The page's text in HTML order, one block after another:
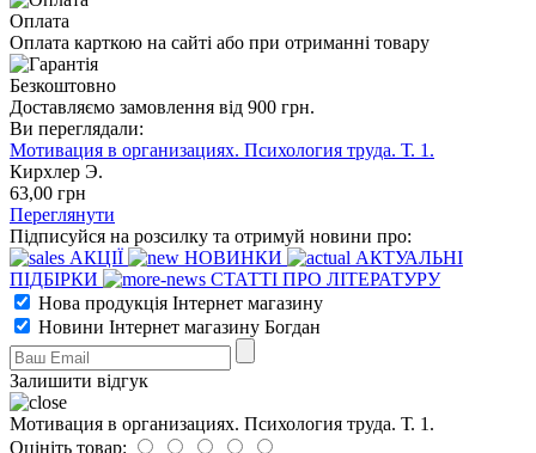
Оплата
Оплата карткою на сайті або при отриманні товару
Безкоштовно
Доставляємо замовлення від 900 грн.
Ви переглядали:
Мотивация в организациях. Психология труда. Т. 1.
Кирхлер Э.
63,00 грн
Переглянути
Підписуйся на розсилку та отримуй новини про:
АКЦІЇ
НОВИНКИ
АКТУАЛЬНІ
ПІДБІРКИ
СТАТТІ ПРО ЛІТЕРАТУРУ
Нова продукція Інтернет магазину
Новини Інтернет магазину Богдан
Залишити відгук
Мотивация в организациях. Психология труда. Т. 1.
Оцініть товар: